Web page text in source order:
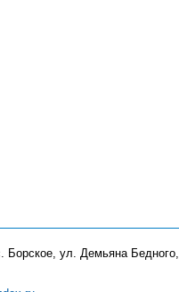
Борское, ул. Демьяна Бедного,